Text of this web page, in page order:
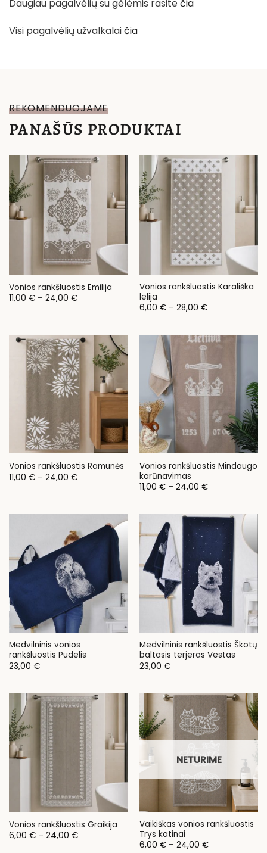
Daugiau pagalvėlių su gėlėmis rasitečia
Visi pagalvėlių užvalkalaičia
REKOMENDUOJAME
PANAŠŪS PRODUKTAI
Vonios rankšluostis Emilija
11,00 € – 24,00 €Price
Vonios rankšluostis Karališka
lelija
6,00 € – 28,00 €Price
28,00 €
Vonios rankšluostis Ramunės
11,00 € – 24,00 €Price
Vonios rankšluostis Mindaugo
karūnavimas
11,00 € – 24,00 €Price
24,00 €
Medvilninis vonios
rankšluostis Pudelis
23,00 €
Medvilninis rankšluostis Škotų
baltasis terjeras Vestas
23,00 €
Vonios rankšluostis Graikija
6,00 € – 24,00 €Price
NETURIME
Vaikiškas vonios rankšluostis
Trys katinai
6,00 € – 24,00 €Price